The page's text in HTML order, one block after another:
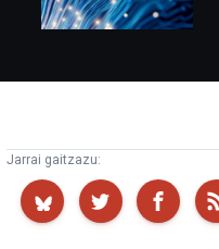
Jarrai gaitzazu: